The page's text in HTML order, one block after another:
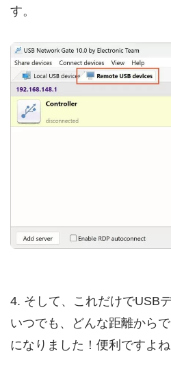
す。
4. そして、これだけでUSB
いつでも、どんな距離から
になりました！便利ですよね